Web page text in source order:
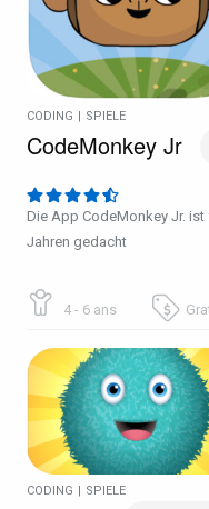
CODING | SPIELE
CodeMonkey Jr
Die App CodeMonkey Jr.
Jahren gedacht
4 - 6 ans
CODING | SPIELE